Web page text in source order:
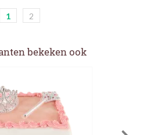
1 2
bekeken ook